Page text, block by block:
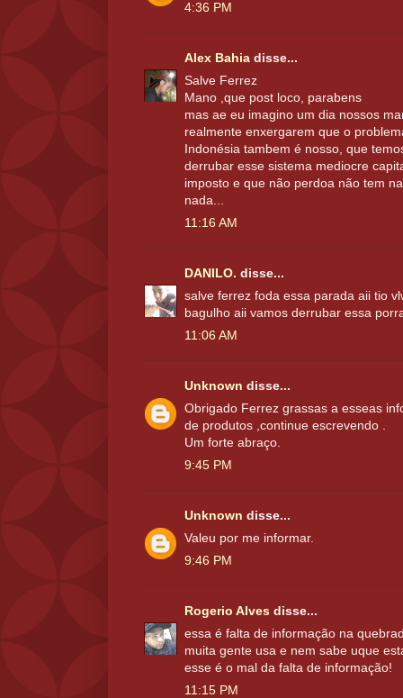
4:36 PM
Alex Bahia disse...
Salve Ferrez
Mano ,que post loco, parabens
mas ae eu imagino um dia nossos
realmente enxergarem que o
Indonésia tambem é nosso, que
derrubar esse sistema mediocre
imposto e que não perdoa não tem
nada...
11:16 AM
DANILO. disse...
salve ferrez foda essa parada aii tio
bagulho aii vamos derrubar essa
11:06 AM
Unknown disse...
Obrigado Ferrez grassas a esseas
de produtos ,continue escrevendo .
Um forte abraço.
9:45 PM
Unknown disse...
Valeu por me informar.
9:46 PM
Rogerio Alves disse...
essa é falta de informação na
muita gente usa e nem sabe uque
esse é o mal da falta de informação!
11:15 PM